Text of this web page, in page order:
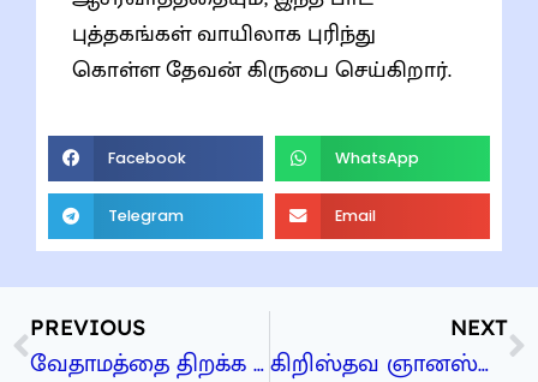
புத்தகங்கள் வாயிலாக புரிந்து
கொள்ள தேவன் கிருபை செய்கிறார்.
Facebook WhatsApp
Telegram Email
PREVIOUS
வேதாமத்தை திறக்க உதவும் திறவுகோல்கள்
NEXT
கிறிஸ்தவ ஞானஸ்நானம்